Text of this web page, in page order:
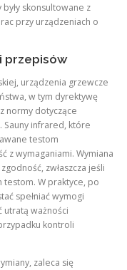
skonsultowane z
przy urządzeniach o
przepisów
urządzenia grzewcze
w tym dyrektywę
normy dotyczące
Sauny infrared, które
testom
z wymaganiami. Wymiana
zwłaszcza jeśli
testom. W praktyce, po
spełniać wymogi
utratą ważności
kontroli
zaleca się